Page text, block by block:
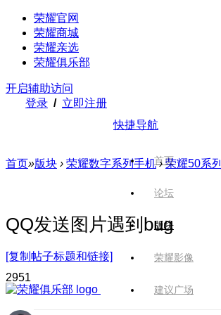
荣耀官网
荣耀商城
荣耀亲选
荣耀俱乐部
开启辅助访问
登录 / 立即注册
快捷导航
首页
论坛
版块
荣耀影像
建议广场
首页»版块 › 荣耀数字系列手机 › 荣耀50系列
QQ发送图片遇到bug
[复制帖子标题和链接]
2951